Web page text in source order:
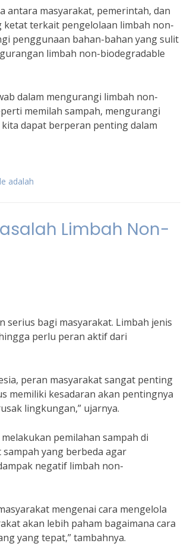
antara masyarakat, pemerintah, dan
terkait pengelolaan limbah non-
penggunaan bahan-bahan yang sulit
limbah non-biodegradable
dalam mengurangi limbah non-
memilah sampah, mengurangi
dapat berperan penting dalam
adalah
Limbah Non-
bagi masyarakat. Limbah jenis
perlu peran aktif dari
peran masyarakat sangat penting
memiliki kesadaran akan pentingnya
lingkungan,” ujarnya.
pemilahan sampah di
yang berbeda agar
negatif limbah non-
mengenai cara mengelola
akan lebih paham bagaimana cara
yang tepat,” tambahnya.